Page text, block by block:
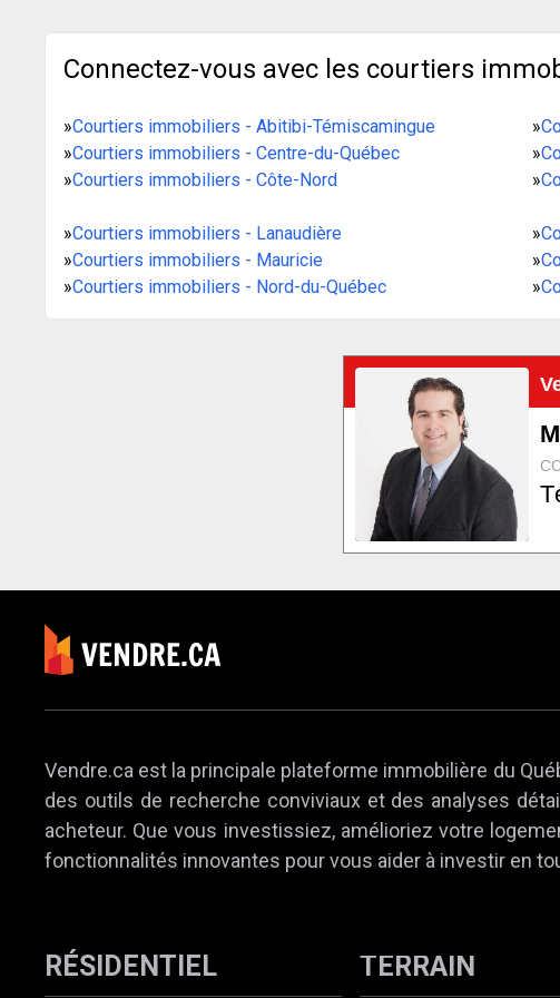
Connectez-vous avec les courtiers
»Courtiers immobiliers - Abitibi-Témiscamingue »
»Courtiers immobiliers - Centre-du-Québec »
»Courtiers immobiliers - Côte-Nord »
»Courtiers immobiliers - Lanaudière »
»Courtiers immobiliers - Mauricie »
»Courtiers immobiliers - Nord-du-Québec »
Vendre.ca est la principale plateforme immobilière du
des outils de recherche conviviaux et des analyses
acheteur. Que vous investissiez, amélioriez votre
fonctionnalités innovantes pour vous aider à investir en
RÉSIDENTIEL TERRAIN